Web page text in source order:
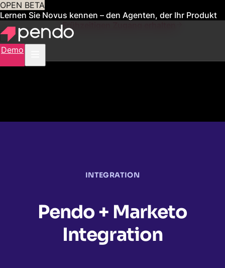
OPEN BETA
Lernen Sie Novus kennen – den Agenten, der Ihr Produkt
für Sie verwaltetFrühzeitigen Zugang erhalten
Demo
INTEGRATION
Pendo + Marketo
Integration